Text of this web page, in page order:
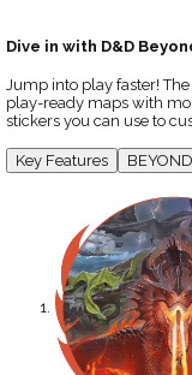
Dive in with D&D
Jump into play faster!
play-ready maps with
stickers you can use to
Key Features